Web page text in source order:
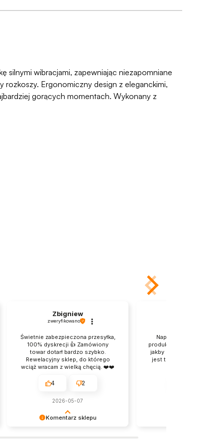
ponieważ
silnymi wibracjami, zapewniając niezapomniane
rozkoszy. Ergonomiczny design z eleganckimi,
gorących momentach. Wykonany z
Komentarz sklepu
Zbigniew
zweryfikowano
Świetnie zabezpieczona przesyłka,
100% dyskrecji 👍️ Zamówiony
towar dotarł bardzo szybko.
Rewelacyjny sklep, do którego
wciąż wracam z wielką chęcią. ❤️❤️
4 2
2026-05-07
Naprawdę dobrze
produkt. tylko kartonik
jakby przeszedł jakąś
jest transport nie Wy.